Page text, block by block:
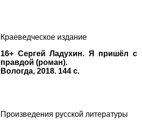
Краеведческое издание
16+ Сергей Ладухин. Я пришёл с
правдой (роман).
Вологда, 2018. 144 с.
Произведения русской литературы